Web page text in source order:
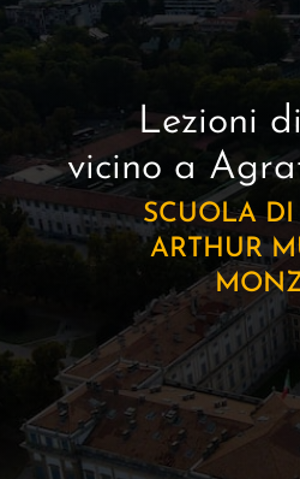
c
n
u
Lezioni
vicino a
SCUOLA
ARTHUR